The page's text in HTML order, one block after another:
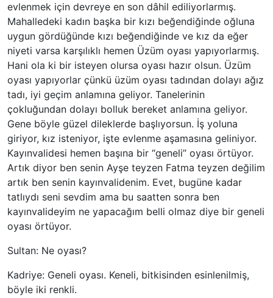
evlenmek için devreye en son dâhil ediliyorlarmış.
Mahalledeki kadın başka bir kızı beğendiğinde oğluna
uygun gördüğünde kızı beğendiğinde ve kız da eğer
niyeti varsa karşılıklı hemen Üzüm oyası yapıyorlarmış.
Hani ola ki bir isteyen olursa oyası hazır olsun. Üzüm
oyası yapıyorlar çünkü üzüm oyası tadından dolayı ağız
tadı, iyi geçim anlamına geliyor. Tanelerinin
çokluğundan dolayı bolluk bereket anlamına geliyor.
Gene böyle güzel dileklerde başlıyorsun. İş yoluna
giriyor, kız isteniyor, işte evlenme aşamasına geliniyor.
Kayınvalidesi hemen başına bir “geneli” oyası örtüyor.
Artık diyor ben senin Ayşe teyzen Fatma teyzen değilim
artık ben senin kayınvalidenim. Evet, bugüne kadar
tatlıydı seni sevdim ama bu saatten sonra ben
kayınvalideyim ne yapacağım belli olmaz diye bir geneli
oyası örtüyor.
Sultan: Ne oyası?
Kadriye: Geneli oyası. Keneli, bitkisinden esinlenilmiş,
böyle iki renkli.